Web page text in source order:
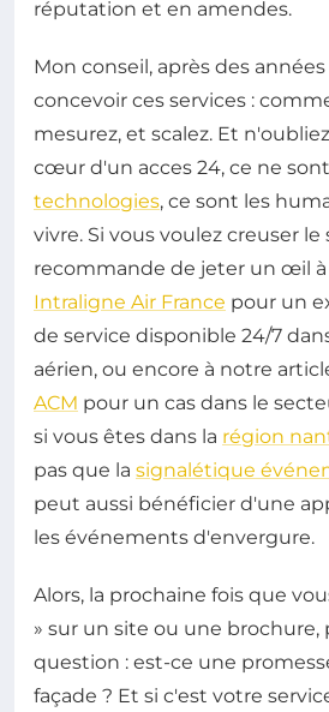
réputation et en amendes.
Mon conseil, après des
concevoir ces services :
mesurez, et scalez. Et
cœur d'un acces 24, ce ne
technologies, ce sont les
vivre. Si vous voulez creuser le
recommande de jeter un œil
Intraligne Air France pour un
de service disponible 24/7
aérien, ou encore à notre
ACM pour un cas dans le
si vous êtes dans la région
pas que la signalétique
peut aussi bénéficier d'une
les événements d'envergure.
Alors, la prochaine fois que
» sur un site ou une brochure,
question : est-ce une
façade ? Et si c'est votre